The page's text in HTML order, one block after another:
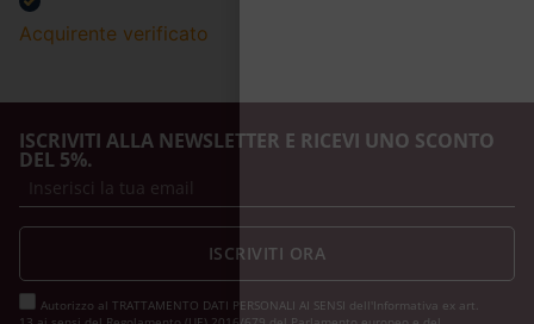
Acquirente verificato
ISCRIVITI ALLA NEWSLETTER E RICEVI UNO SCONTO
DEL 5%.
Autorizzo al TRATTAMENTO DATI PERSONALI AI SENSI dell'Informativa ex art.
ISCRIVITI ORA